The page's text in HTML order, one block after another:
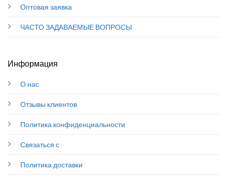
Оптовая заявка
ЧАСТО ЗАДАВАЕМЫЕ ВОПРОСЫ
Информация
О нас
Отзывы клиентов
Политика конфиденциальности
Связаться с
Политика доставки